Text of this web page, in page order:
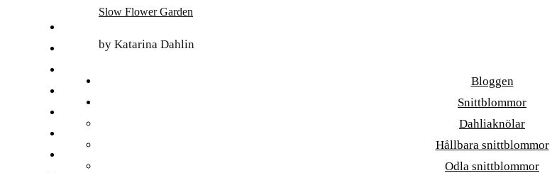
Slow Flower Garden
by Katarina Dahlin
Bloggen
Snittblommor
Dahliaknölar
Hållbara snittblommor
Odla snittblommor